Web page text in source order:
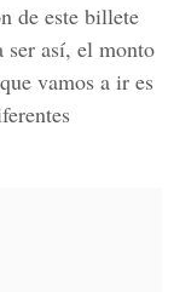
de este billete
ser así, el monto
vamos a ir es